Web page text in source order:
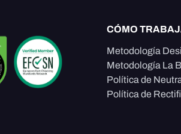
CÓMO
Metodología
Metodología La
Política de
Política de